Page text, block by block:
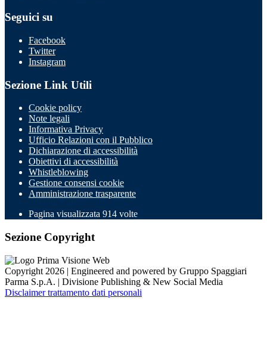
Seguici su
Facebook
Twitter
Instagram
Sezione Link Utili
Cookie policy
Note legali
Informativa Privacy
Ufficio Relazioni con il Pubblico
Dichiarazione di accessibilità
Obiettivi di accessibilità
Whistleblowing
Gestione consensi cookie
Amministrazione trasparente
Pagina visualizzata 914 volte
Sezione Copyright
Copyright 2026 | Engineered and powered by Gruppo Spaggiari
Parma S.p.A. | Divisione Publishing & New Social Media
Disclaimer trattamento dati personali